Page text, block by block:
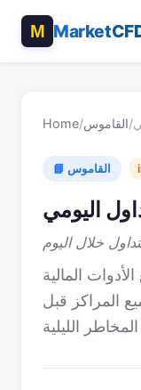
Home/القاموس/
📘 القاموس
اليومي
خلال اليوم
المالية
المراكز قبل